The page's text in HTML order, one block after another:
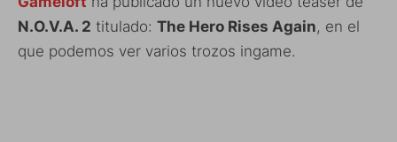
N.O.V.A. 2 titulado: The Hero Rises Again, en el
que podemos ver varios trozos ingame.